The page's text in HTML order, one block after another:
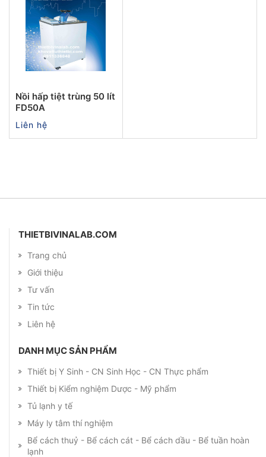
Nồi hấp tiệt trùng 50 lít
FD50A
Liên hệ
THIETBIVINALAB.COM
Trang chủ
Giới thiệu
Tư vấn
Tin tức
Liên hệ
DANH MỤC SẢN PHẨM
Thiết bị Y Sinh - CN Sinh Học - CN Thực phẩm
Thiết bị Kiểm nghiệm Dược - Mỹ phẩm
Tủ lạnh y tế
Máy ly tâm thí nghiệm
Bể cách thuỷ - Bể cách cát - Bể cách dầu - Bể tuần hoàn
lạnh